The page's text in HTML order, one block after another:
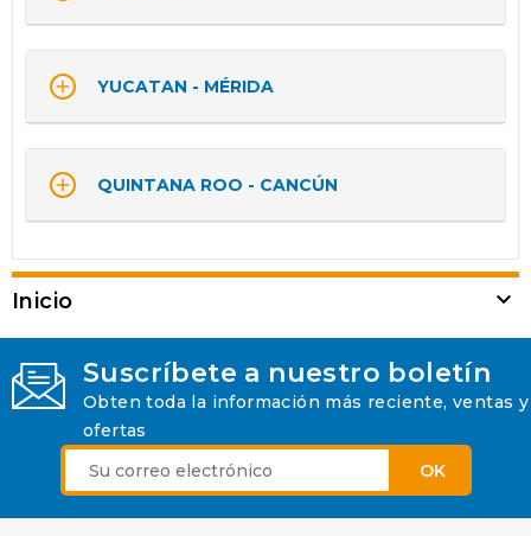
 YUCATAN - MÉRIDA
 QUINTANA ROO - CANCÚN
Inicio 
Suscríbete a nuestro boletín
Obten toda la información más reciente, ventas y
ofertas